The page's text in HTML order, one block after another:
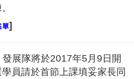
單]
展隊將於2017年5月9日開
員請於首節上課填妥家長同